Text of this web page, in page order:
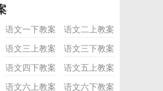
语文一下教案
语文二上教案
语文三上教案
语文三下教案
语文四下教案
语文五上教案
语文六上教案 语文六下教案